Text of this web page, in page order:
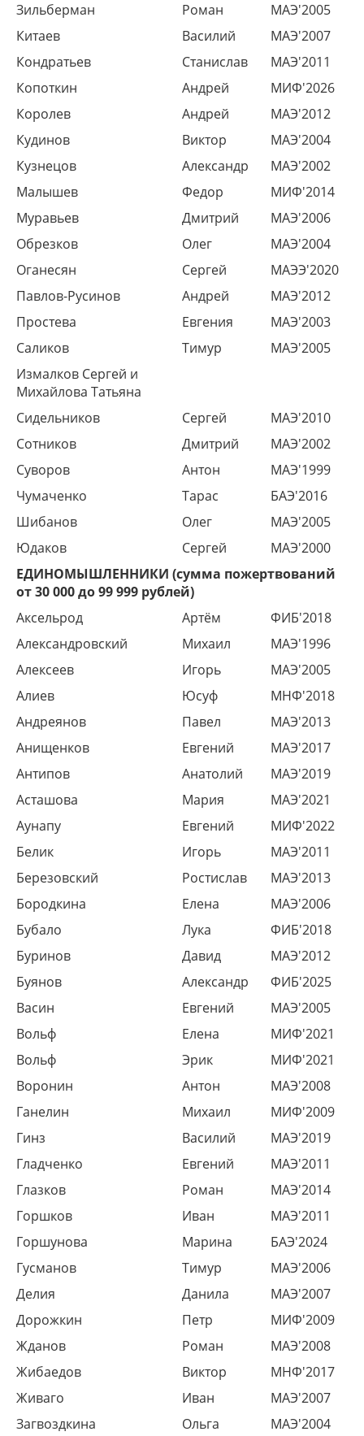
Зильберман
Роман
МАЭ'2005
Китаев
Василий
МАЭ'2007
Кондратьев
Станислав
МАЭ'2011
Копоткин
Андрей
МИФ'2026
Королев
Андрей
МАЭ'2012
Кудинов
Виктор
МАЭ'2004
Кузнецов
Александр
МАЭ'2002
Малышев
Федор
МИФ'2014
Муравьев
Дмитрий
МАЭ'2006
Обрезков
Олег
МАЭ'2004
Оганесян
Сергей
МАЭЭ'2020
Павлов-Русинов
Андрей
МАЭ'2012
Простева
Евгения
МАЭ'2003
Саликов
Тимур
МАЭ'2005
Измалков Сергей и
Михайлова Татьяна
Сидельников
Сергей
МАЭ'2010
Сотников
Дмитрий
МАЭ'2002
Суворов
Антон
МАЭ'1999
Чумаченко
Тарас
БАЭ'2016
Шибанов
Олег
МАЭ'2005
Юдаков
Сергей
МАЭ'2000
ЕДИНОМЫШЛЕННИКИ (сумма пожертвований
от 30 000 до 99 999 рублей)
Аксельрод
Артём
ФИБ'2018
Александровский
Михаил
МАЭ'1996
Алексеев
Игорь
МАЭ'2005
Алиев
Юсуф
МНФ'2018
Андреянов
Павел
МАЭ'2013
Анищенков
Евгений
МАЭ'2017
Антипов
Анатолий
МАЭ'2019
Асташова
Мария
МАЭ'2021
Аунапу
Евгений
МИФ'2022
Белик
Игорь
МАЭ'2011
Березовский
Ростислав
МАЭ'2013
Бородкина
Елена
МАЭ'2006
Бубало
Лука
ФИБ'2018
Буринов
Давид
МАЭ'2012
Буянов
Александр
ФИБ'2025
Васин
Евгений
МАЭ'2005
Вольф
Елена
МИФ'2021
Вольф
Эрик
МИФ'2021
Воронин
Антон
МАЭ'2008
Ганелин
Михаил
МИФ'2009
Гинз
Василий
МАЭ'2019
Гладченко
Евгений
МАЭ'2011
Глазков
Роман
МАЭ'2014
Горшков
Иван
МАЭ'2011
Горшунова
Марина
БАЭ'2024
Гусманов
Тимур
МАЭ'2006
Делия
Данила
МАЭ'2007
Дорожкин
Петр
МИФ'2009
Жданов
Роман
МАЭ'2008
Жибаедов
Виктор
МНФ'2017
Живаго
Иван
МАЭ'2007
Загвоздкина
Ольга МАЭ'2004